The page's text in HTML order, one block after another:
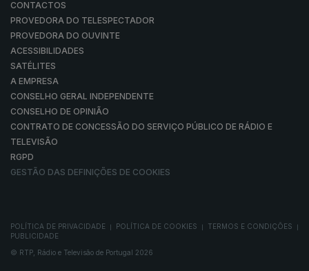
CONTACTOS
PROVEDORA DO TELESPECTADOR
PROVEDORA DO OUVINTE
ACESSIBILIDADES
SATÉLITES
A EMPRESA
CONSELHO GERAL INDEPENDENTE
CONSELHO DE OPINIÃO
CONTRATO DE CONCESSÃO DO SERVIÇO PÚBLICO DE RÁDIO E
TELEVISÃO
RGPD
GESTÃO DAS DEFINIÇÕES DE COOKIES
POLÍTICA DE PRIVACIDADE POLÍTICA DE COOKIES TERMOS E CONDIÇÕES
PUBLICIDADE
© RTP, Rádio e Televisão de Portugal 2026